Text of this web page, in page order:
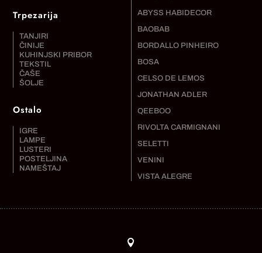
Trpezarija
TANJIRI
ČINIJE
KUHINJSKI PRIBOR
TEKSTIL
ČAŠE
ŠOLJE
Ostalo
IGRE
LAMPE
LUSTERI
POSTELJINA
NAMEŠTAJ
ABYSS HABIDECOR
BAOBAB
BORDALLO PINHEIRO
BOSA
CELSO DE LEMOS
JONATHAN ADLER
QEEBOO
RIVOLTA CARMIGNANI
SELETTI
VENINI
VISTA ALEGRE
